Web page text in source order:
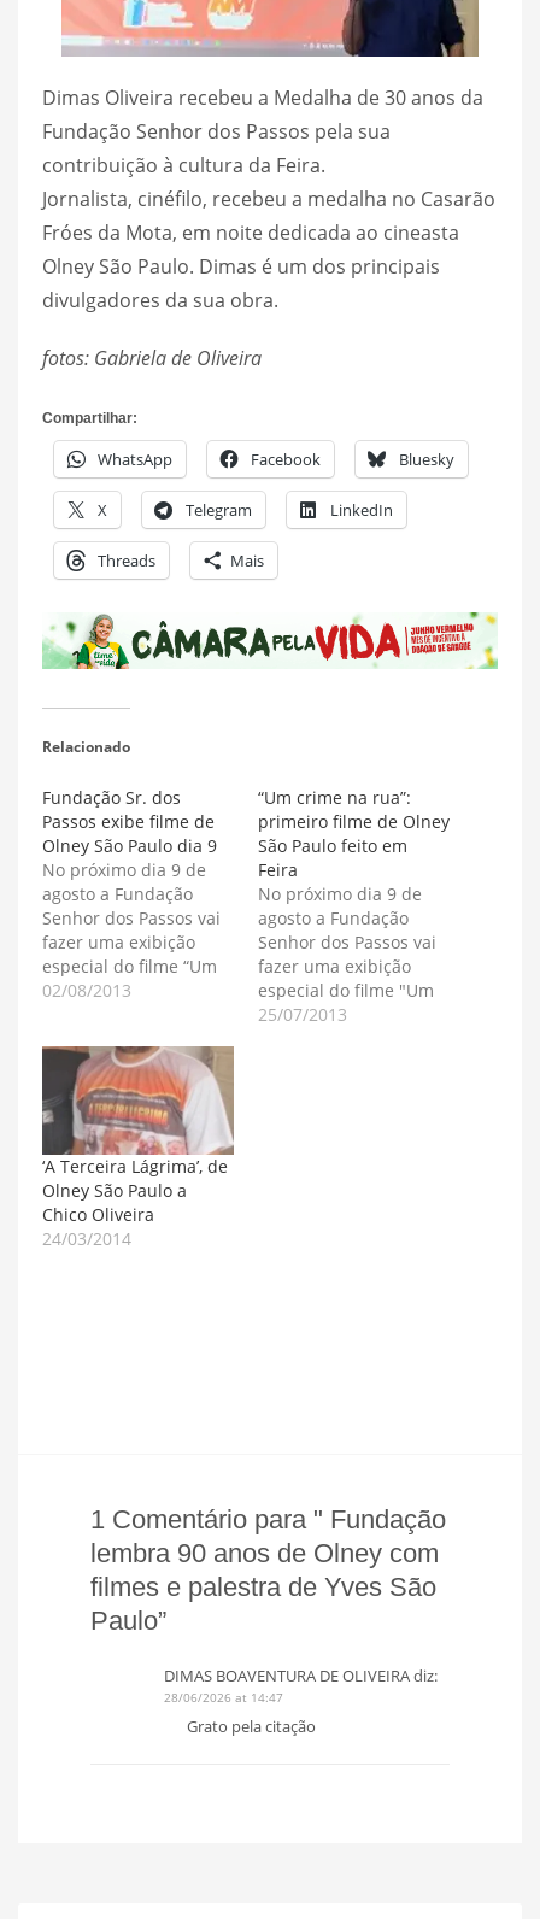
Dimas Oliveira recebeu a Medalha de 30 anos da
Fundação Senhor dos Passos pela sua
contribuição à cultura da Feira.
Jornalista, cinéfilo, recebeu a medalha no Casarão
Fróes da Mota, em noite dedicada ao cineasta
Olney São Paulo. Dimas é um dos principais
divulgadores da sua obra.
fotos: Gabriela de Oliveira
Compartilhar:
WhatsApp Facebook Bluesky
X Telegram LinkedIn
Threads Mais
Relacionado
Fundação Sr. dos
Passos exibe filme de
Olney São Paulo dia 9
No próximo dia 9 de
agosto a Fundação
Senhor dos Passos vai
fazer uma exibição
especial do filme “Um
Crime Na Rua’, do
metragem filmado nas
ruas de Feira de
Santana em 1955. O
cineasta Henrique
Dantas, autor do
documentário “Sinais
de Cinza: a peleja de…
02/08/2013
“Um crime na rua”:
primeiro filme de Olney
São Paulo feito em
Feira
No próximo dia 9 de
agosto a Fundação
Senhor dos Passos vai
fazer uma exibição
especial do filme "Um
Crime Na Rua', do
25/07/2013
‘A Terceira Lágrima’, de
Olney São Paulo a
Chico Oliveira
24/03/2014
1 Comentário para " Fundação
lembra 90 anos de Olney com
filmes e palestra de Yves São
Paulo”
DIMAS BOAVENTURA DE OLIVEIRAdiz:
28/06/2026 at 14:47
Grato pela citação